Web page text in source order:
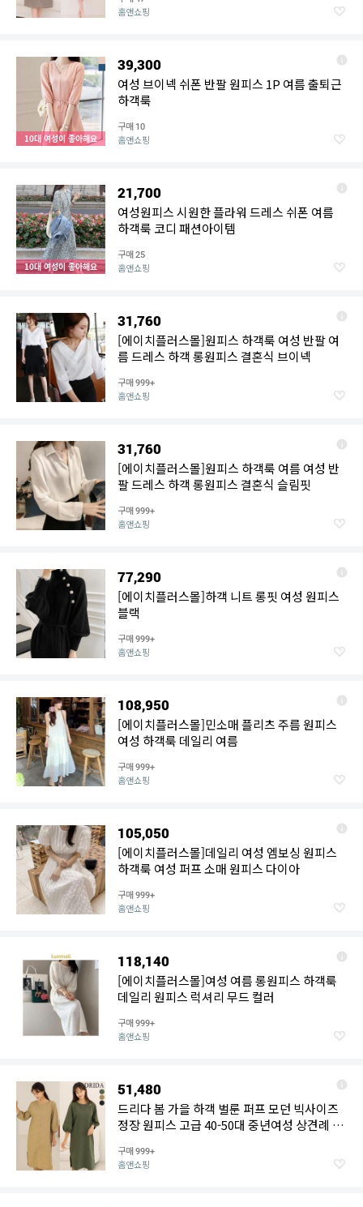
홈앤쇼핑
10대 여성이 좋아해요
39,300
여성 브이넥 쉬폰 반팔 원피스 1P 여름 출퇴근
하객룩
구매 10
홈앤쇼핑
10대 여성이 좋아해요
21,700
여성원피스 시원한 플라워 드레스 쉬폰 여름
하객룩 코디 패션아이템
구매25
홈앤쇼핑
31,760
[에이치플러스몰]원피스 하객룩 여성 반팔 여
름 드레스 하객 롱원피스 결혼식 브이넥
구매999+
홈앤쇼핑
31,760
[에이치플러스몰]원피스 하객룩 여름 여성 반
팔 드레스 하객 롱원피스 결혼식 슬림핏
구매999+
홈앤쇼핑
77,290
[에이치플러스몰]하객 니트 롱핏 여성 원피스
블랙
구매999+
홈앤쇼핑
108,950
[에이치플러스몰]민소매 플리츠 주름 원피스
여성 하객룩 데일리 여름
구매999+
홈앤쇼핑
105,050
[에이치플러스몰]데일리 여성 엠보싱 원피스
하객룩 여성 퍼프 소매 원피스 다이아
구매999+
홈앤쇼핑
118,140
[에이치플러스몰]여성 여름 롱원피스 하객룩
데일리 원피스 럭셔리 무드 컬러
구매999+
홈앤쇼핑
51,480
드리다 봄 가을 하객 벌룬 퍼프 모던 빅사이즈
정장 원피스 고급 40-50대 중년여성 상견례 출
구매999+
홈앤쇼핑